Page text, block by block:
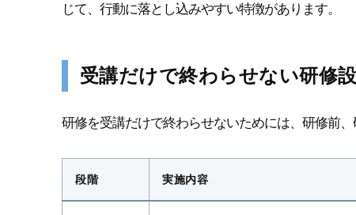
じて、行動に落とし込みやすい特徴があります。
受講だけで終わらせない研修
研修を受講だけで終わらせないためには、研修前
段階 実施内容